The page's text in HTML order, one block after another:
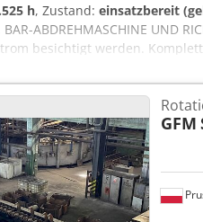
h, Zustand: einsatzbereit
BAR-ABDREHMASCHINE UND
besichtigt werden.
2,5 – 6,0 m
Wälzlagerstahl, Federstahl
bis zu 1700 U/min
Ladetisch mit
mit Zähler und
GFM